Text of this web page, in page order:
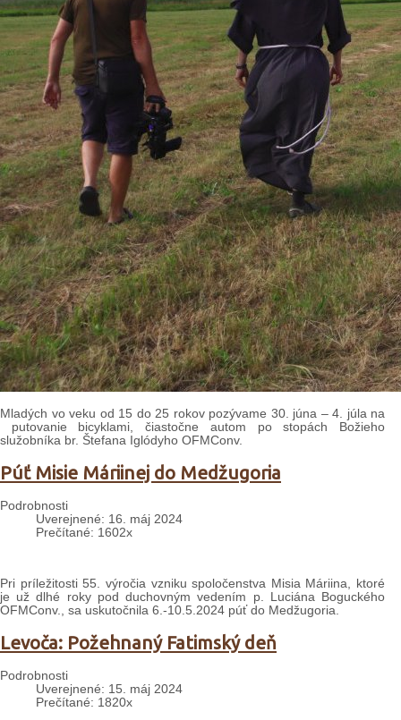
Mladých vo veku od 15 do 25 rokov pozývame 30. júna – 4. júla na
putovanie bicyklami, čiastočne autom po stopách Božieho
služobníka br. Štefana Iglódyho OFMConv.
Púť Misie Máriinej do Medžugoria
Podrobnosti
Uverejnené: 16. máj 2024
Prečítané: 1602x
Pri príležitosti 55. výročia vzniku spoločenstva Misia Máriina, ktoré
je už dlhé roky pod duchovným vedením p. Luciána Boguckého
OFMConv., sa uskutočnila 6.-10.5.2024 púť do Medžugoria.
Levoča: Požehnaný Fatimský deň
Podrobnosti
Uverejnené: 15. máj 2024
Prečítané: 1820x